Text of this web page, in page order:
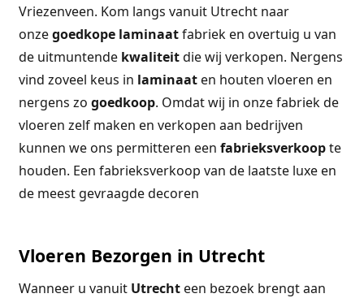
Vriezenveen. Kom langs vanuit Utrecht naar
onzegoedkope laminaatfabriek en overtuig u van
de uitmuntende kwaliteitdie wij verkopen. Nergens
vind zoveel keus in laminaaten houten vloeren en
nergens zo goedkoop. Omdat wij in onze fabriek de
vloeren zelf maken en verkopen aan bedrijven
kunnen we ons permitteren een fabrieksverkoopte
houden. Een fabrieksverkoop van de laatste luxe en
de meest gevraagde decoren
Vloeren Bezorgen in Utrecht
Wanneer u vanuit Utrechteen bezoek brengt aan